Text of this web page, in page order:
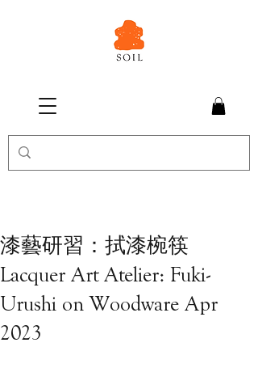
漆藝研習：拭漆椀筷
Lacquer Art Atelier: Fuki-
Urushi on Woodware Apr
2023